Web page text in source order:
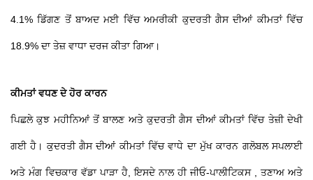
4.1% ਡਿੱਗਣ ਤੋਂ ਬਾਅਦ ਮਈ ਵਿੱਚ ਅਮਰੀਕੀ ਕੁਦਰਤੀ ਗੈਸ ਦੀਆਂ ਕੀਮਤਾਂ ਵਿੱਚ
18.9% ਦਾ ਤੇਜ਼ ਵਾਧਾ ਦਰਜ ਕੀਤਾ ਗਿਆ।
ਕੀਮਤਾਂ ਵਧਣ ਦੇ ਹੋਰ ਕਾਰਨ
ਪਿਛਲੇ ਕੁਝ ਮਹੀਨਿਆਂ ਤੋਂ ਬਾਲਣ ਅਤੇ ਕੁਦਰਤੀ ਗੈਸ ਦੀਆਂ ਕੀਮਤਾਂ ਵਿੱਚ ਤੇਜ਼ੀ ਦੇਖੀ
ਗਈ ਹੈ। ਕੁਦਰਤੀ ਗੈਸ ਦੀਆਂ ਕੀਮਤਾਂ ਵਿੱਚ ਵਾਧੇ ਦਾ ਮੁੱਖ ਕਾਰਨ ਗਲੋਬਲ ਸਪਲਾਈ
ਅਤੇ ਮੰਗ ਵਿਚਕਾਰ ਵੱਡਾ ਪਾੜਾ ਹੈ, ਇਸਦੇ ਨਾਲ ਹੀ ਜੀਓ-ਪਾਲੀਟਿਕਸ , ਤਣਾਅ ਅਤੇ